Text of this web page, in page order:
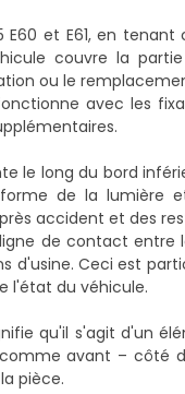
et E61, en
couvre la
ou le
avec les
le long du bord
de la lumière
accident et des
de contact entre
d'usine. Ceci est
l'état du véhicule.
qu'il s'agit d'un
avant – côté
pièce.